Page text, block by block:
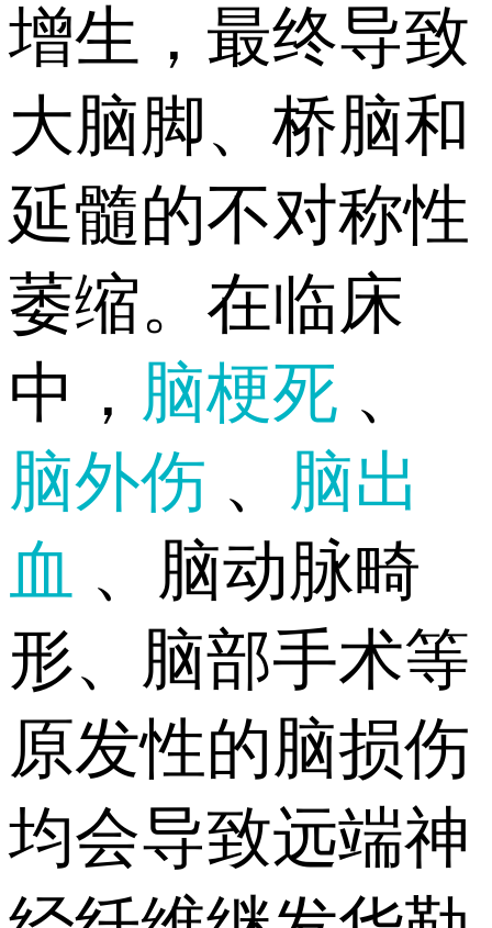
增生，最终导致
大脑脚、桥脑和
延髓的不对称性
萎缩。在临床
中， 脑梗死 、
脑外伤 、 脑出
血 、脑动脉畸
形、脑部手术等
原发性的脑损伤
均会导致远端神